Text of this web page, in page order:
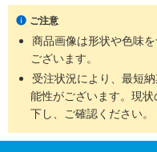
ご注意
商品画像は形状や色味
ございます。
受注状況により、最短
能性がございます。現
下し、ご確認ください。